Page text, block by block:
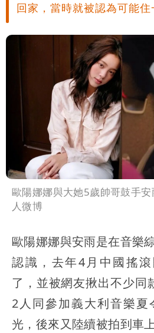
回家，當時就被認為可能住
歐陽娜娜與大她5歲帥哥鼓手
人微博
歐陽娜娜與安雨是在音樂
認識，去年4月中國搖
了，並被網友揪出不少同
2人同參加義大利音樂夏
光，後來又陸續被拍到車